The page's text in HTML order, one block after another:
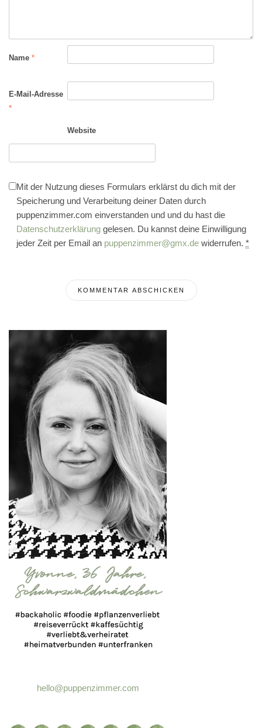
Name *
E-Mail-Adresse
*
Website
Mit der Nutzung dieses Formulars erklärst du dich mit der
Speicherung und Verarbeitung deiner Daten durch
puppenzimmer.com einverstanden und und du hast die
Datenschutzerklärung gelesen. Du kannst deine Einwilligung
jeder Zeit per Email an puppenzimmer@gmx.de widerrufen. *
hello@puppenzimmer.com